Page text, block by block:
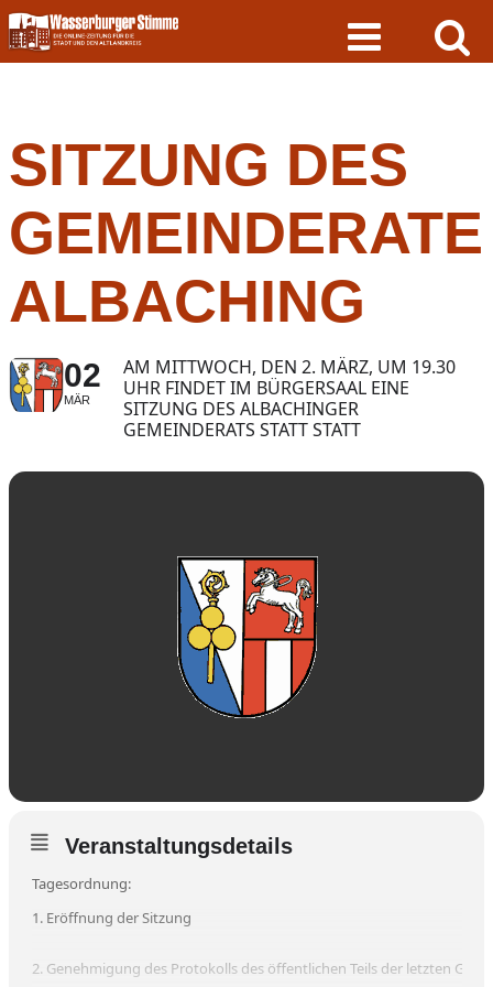
Skip
to
content
SITZUNG DES
ALBACHING
02
MÄR
AM MITTWOCH, DEN 2. MÄRZ, UM 19.30
UHR FINDET IM BÜRGERSAAL EINE
SITZUNG DES ALBACHINGER
GEMEINDERATS STATT STATT
Veranstaltungsdetails
Tagesordnung:
1. Eröffnung der Sitzung
2. Genehmigung des Protokolls des öffentlichen Teils der letzten